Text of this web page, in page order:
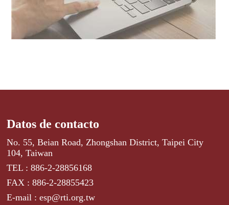
Datos de contacto
No. 55, Beian Road, Zhongshan District, Taipei City
104, Taiwan
TEL : 886-2-28856168
FAX : 886-2-28855423
E-mail : esp@rti.org.tw